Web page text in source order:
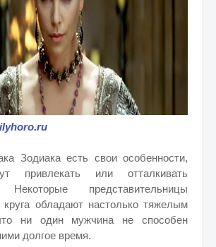
Зодиака есть свои особенности,
привлекать или отталкивать
Некоторые представительницы
круга обладают настолько тяжелым
ни один мужчина не способен
долгое время.